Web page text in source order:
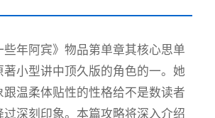
些年阿宾》物品第单章其核心思单
小型讲中顶久版的角色的一。她
跟温柔体贴性的性格给不是数读者
深刻印象。本篇攻略将深入介绍